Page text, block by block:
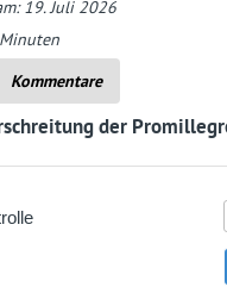
19. Juli 2026
Minuten
Kommentare
der